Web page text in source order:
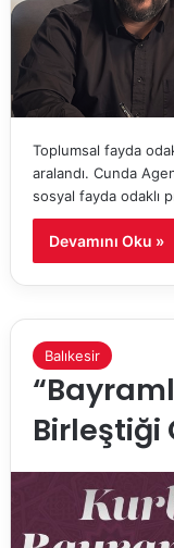
Toplumsal fayda
aralandı. Cunda
sosyal fayda odaklı
Devamını Oku »
Balıkesir
Birleştiği